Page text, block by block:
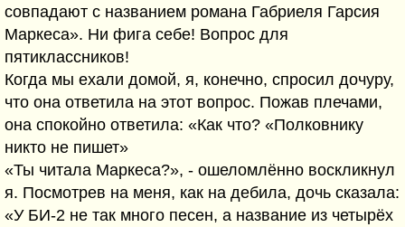
совпадают с названием романа Габриеля Гарсия
Маркеса». Ни фига себе! Вопрос для
пятиклассников!
Когда мы ехали домой, я, конечно, спросил дочуру,
что она ответила на этот вопрос. Пожав плечами,
она спокойно ответила: «Как что? «Полковнику
никто не пишет»
«Ты читала Маркеса?», - ошеломлённо воскликнул
я. Посмотрев на меня, как на дебила, дочь сказала:
«У БИ-2 не так много песен, а название из четырёх